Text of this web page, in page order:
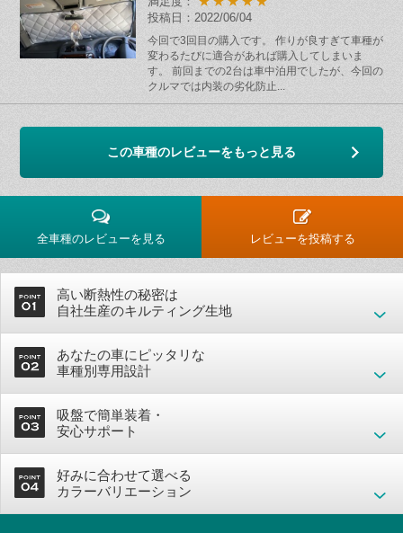
投稿日：2022/06/04
今回で3回目の購入です。 作りが良すぎて車種が
変わるたびに適合があれば購入してしまいま
す。 前回までの2台は車中泊用でしたが、今回の
クルマでは内装の劣化防止...
この車種のレビューをもっと見る
全車種のレビューを見る レビューを投稿する
高い断熱性の秘密は
自社生産のキルティング生地
あなたの車にピッタリな
車種別専用設計
吸盤で簡単装着・
安心サポート
好みに合わせて選べる
カラーバリエーション